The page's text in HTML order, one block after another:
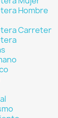
Hombre
Carreter